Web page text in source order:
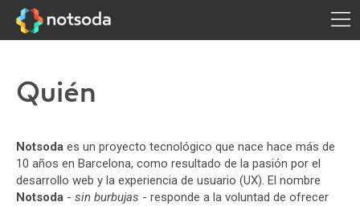
Quién
Notsoda es un proyecto tecnológico que nace hace más de
10 años en Barcelona, como resultado de la pasión por el
desarrollo web y la experiencia de usuario (UX). El nombre
Notsoda - sin burbujas - responde a la voluntad de ofrecer